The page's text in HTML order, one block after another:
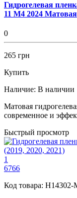
Гидрогелевая
11 M4 2024 Матовая
0
265 грн
Купить
Наличие: В наличии
Матовая
современное и
Быстрый просмотр
1
6766
Код товара: H14302-